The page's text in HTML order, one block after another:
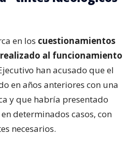
en los cuestionamientos
al funcionamiento
han acusado que el
en años anteriores con una
y que habría presentado
determinados casos, con
necesarios.